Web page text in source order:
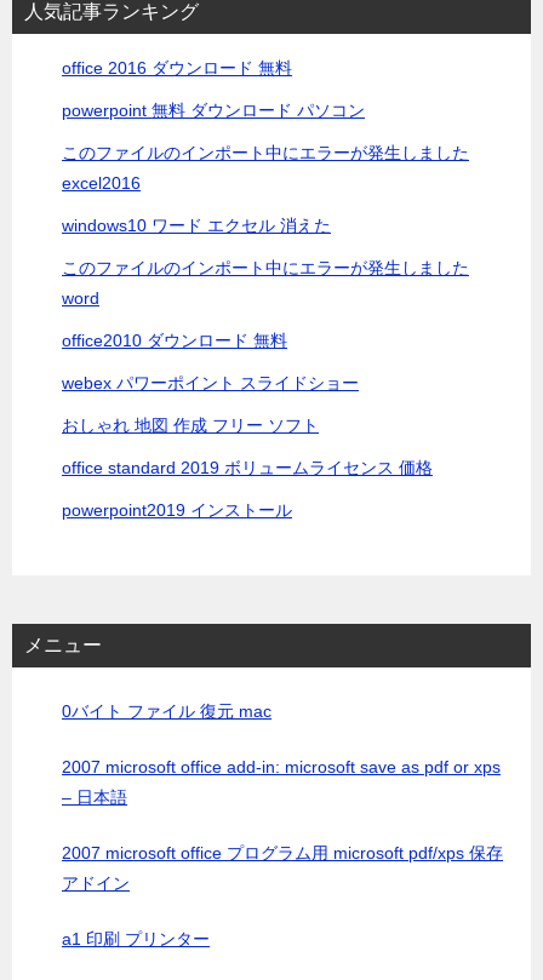
シ人気記事ランキング
office 2016 ダウンロード 無料
powerpoint 無料 ダウンロード パソコン
このファイルのインポート中にエラーが発生しました
excel2016
windows10 ワード エクセル 消えた
このファイルのインポート中にエラーが発生しました
word
office2010 ダウンロード 無料
webex パワーポイント スライドショー
おしゃれ 地図 作成 フリー ソフト
office standard 2019 ボリュームライセンス 価格
powerpoint2019 インストール
メニュー
0バイト ファイル 復元 mac
2007 microsoft office add-in: microsoft save as pdf or xps
– 日本語
2007 microsoft office プログラム用 microsoft pdf/xps 保存
アドイン
a1 印刷 プリンター